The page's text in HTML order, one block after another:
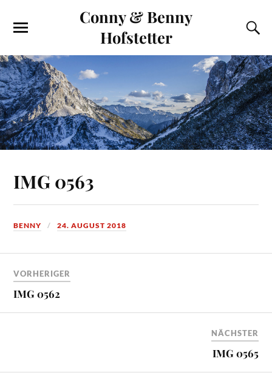
Conny & Benny
Hofstetter
IMG 0563
BENNY 24. AUGUST 2018
VORHERIGER
IMG 0562
NÄCHSTER
IMG 0565